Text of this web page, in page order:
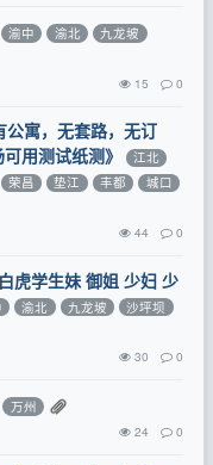
渝中 渝北
九龙坡
15 0
公寓，无套路，无订
用测试纸测》
江北
荣昌 垫江 丰都
城口
44 0
虎学生妹 御姐 少妇 少
渝北 九龙坡
沙坪坝
30 0
万州
24 0